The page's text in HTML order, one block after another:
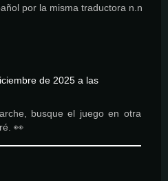
por la misma traductora n.n
de 2025 a las
busque el juego en otra
👀